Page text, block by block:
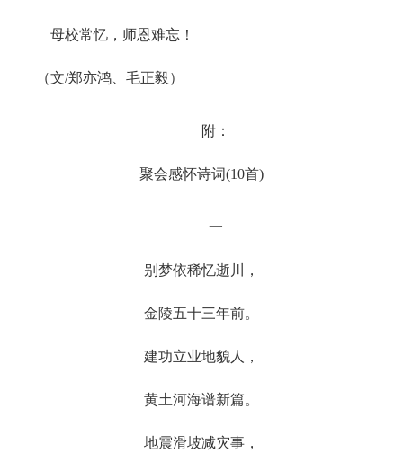
母校常忆，师恩难忘！
（文/郑亦鸿、毛正毅）
附：
聚会感怀诗词(10首)
一
别梦依稀忆逝川，
金陵五十三年前。
建功立业地貌人，
黄土河海谱新篇。
地震滑坡减灾事，